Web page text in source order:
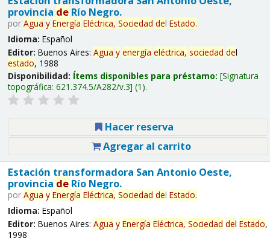
provincia deRío Negro.
por Agua y Energía Eléctrica, Sociedad del Estado.
Idioma: Español
Editor: Buenos Aires: Agua y energía eléctrica, sociedad del
estado, 1988
Disponibilidad: Ítems disponibles para préstamo: Signatura
topográfica: 621.374.5/A282/v.3 (1).
Hacer reserva
Agregar al carrito
Estación transformadora San Antonio Oeste,
provincia deRío Negro.
por Agua y Energía Eléctrica, Sociedad del Estado.
Idioma: Español
Editor: Buenos Aires: Agua y Energía Eléctrica, Sociedad del Estado,
1998